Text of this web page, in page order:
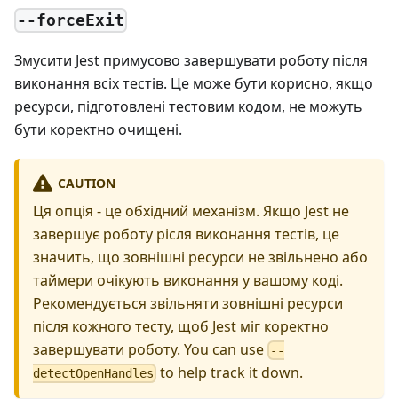
--forceExit
Змусити Jest примусово завершувати роботу після
виконання всіх тестів. Це може бути корисно, якщо
ресурси, підготовлені тестовим кодом, не можуть
бути коректно очищені.
CAUTION
Ця опція - це обхідний механізм. Якщо Jest не
завершує роботу рісля виконання тестів, це
значить, що зовнішні ресурси не звільнено або
таймери очікують виконання у вашому коді.
Рекомендується звільняти зовнішні ресурси
після кожного тесту, щоб Jest міг коректно
завершувати роботу. You can use --
detectOpenHandles to help track it down.